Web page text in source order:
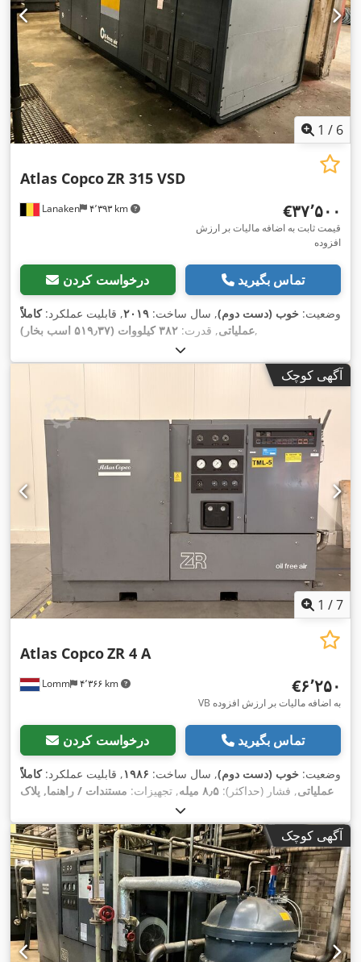
1 / 6
Lanaken ۴٬۳۹۳ km
Atlas CopcoZR 315 VSD
‎€۳۷٬۵۰۰
قیمت ثابت به اضافه مالیات بر ارزش
افزوده
درخواست کردن تماس بگیرید
وضعیت: خوب (دست دوم), سال ساخت: ۲۰۱۹, قابلیت عملکرد:کاملاً
عملیاتی, قدرت: ۳۸۲ کیلووات (۵۱۹٫۳۷ اسب بخار) ,
آگهی کوچک
1 /7
Lomm ۴٬۳۶۶ km
Atlas CopcoZR 4 A
‎€۶٬۲۵۰
VB به اضافه مالیات بر ارزش افزوده
درخواست کردن تماس بگیرید
وضعیت: خوب (دست دوم), سال ساخت: ۱۹۸۶, قابلیت عملکرد:کاملاً
عملیاتی, فشار (حداکثر): ۸٫۵ میله , تجهیزات: مستندات / راهنما, پلاک
آگهی کوچک